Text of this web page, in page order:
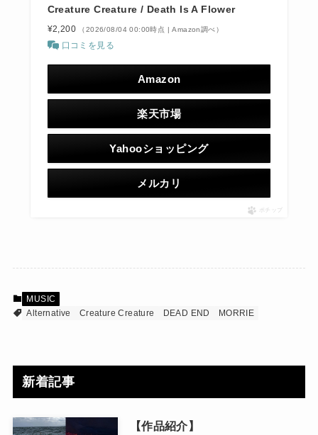
Creature Creature / Death Is A Flower
¥2,200 （2026/08/04 00:00時点 | Amazon調べ）
口コミを見る
Amazon
楽天市場
Yahooショッピング
メルカリ
ポチップ
MUSIC
Alternative
Creature Creature DEAD END MORRIE
新着記事
【作品紹介】